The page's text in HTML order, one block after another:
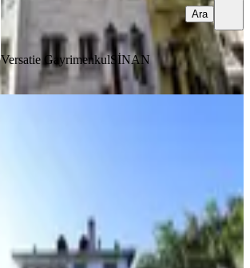
Versatie GayrimenkulSİNAN
Ara
160.000.000 ₺